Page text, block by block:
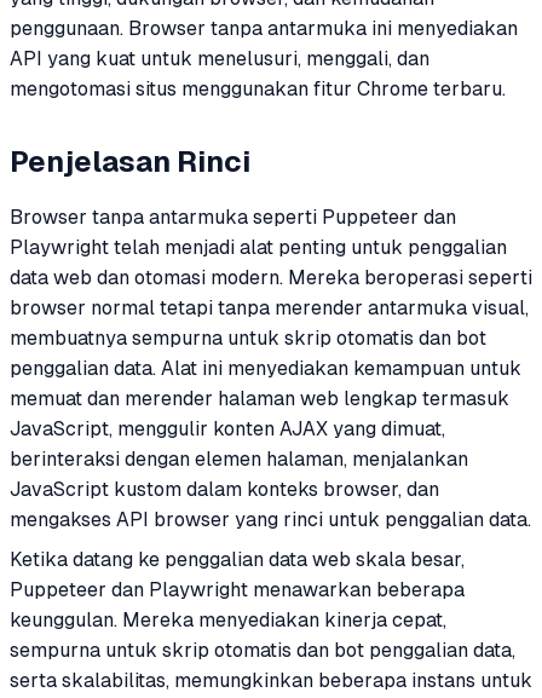
penggunaan. Browser tanpa antarmuka ini menyediakan
API yang kuat untuk menelusuri, menggali, dan
mengotomasi situs menggunakan fitur Chrome terbaru.
Penjelasan Rinci
Browser tanpa antarmuka seperti Puppeteer dan
Playwright telah menjadi alat penting untuk penggalian
data web dan otomasi modern. Mereka beroperasi seperti
browser normal tetapi tanpa merender antarmuka visual,
membuatnya sempurna untuk skrip otomatis dan bot
penggalian data. Alat ini menyediakan kemampuan untuk
memuat dan merender halaman web lengkap termasuk
JavaScript, menggulir konten AJAX yang dimuat,
berinteraksi dengan elemen halaman, menjalankan
JavaScript kustom dalam konteks browser, dan
mengakses API browser yang rinci untuk penggalian data.
Ketika datang ke penggalian data web skala besar,
Puppeteer dan Playwright menawarkan beberapa
keunggulan. Mereka menyediakan kinerja cepat,
sempurna untuk skrip otomatis dan bot penggalian data,
serta skalabilitas, memungkinkan beberapa instans untuk